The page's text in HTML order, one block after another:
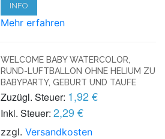
INFO
Mehr erfahren
WELCOME BABY WATERCOLOR,
RUND-LUFTBALLON OHNE HELIUM ZU
BABYPARTY, GEBURT UND TAUFE
Zuzügl. Steuer: 1,92 €
Inkl. Steuer: 2,29 €
zzgl.Versandkosten